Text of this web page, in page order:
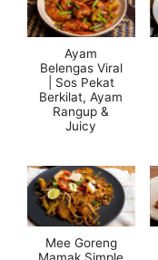
Ayam
Belengas Viral
| Sos Pekat
Berkilat, Ayam
Rangup &
Juicy
Mee Goreng